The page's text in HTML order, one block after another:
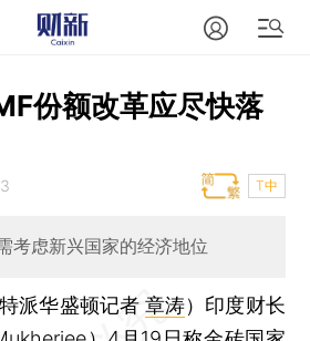
份额改革应尽快落
T中
考虑新兴国家的经济地位
特派华盛顿记者章涛） 印度财长